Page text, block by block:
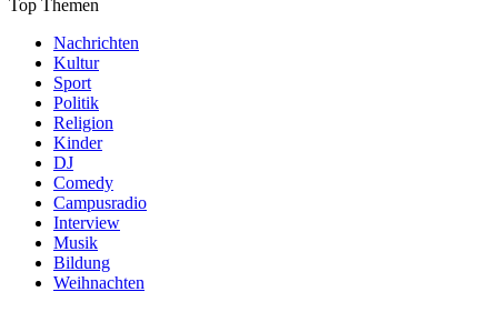
Top Themen
Nachrichten
Kultur
Sport
Politik
Religion
Kinder
DJ
Comedy
Campusradio
Interview
Musik
Bildung
Weihnachten